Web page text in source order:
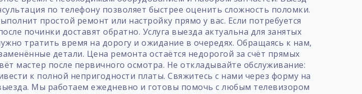
по телефону позволяет быстрее оценить сложность поломки.
простой ремонт или настройку прямо у вас. Если потребуется
починки доставят обратно. Услуга выезда актуальна для занятых
тратить время на дорогу и ожидание в очередях. Обращаясь к нам,
детали. Цена ремонта остаётся недорогой за счёт прямых
мастер после первичного осмотра. Не откладывайте обслуживание:
к полной непригодности платы. Свяжитесь с нами через форму на
Мы работаем ежедневно и готовы помочь с любым телевизором